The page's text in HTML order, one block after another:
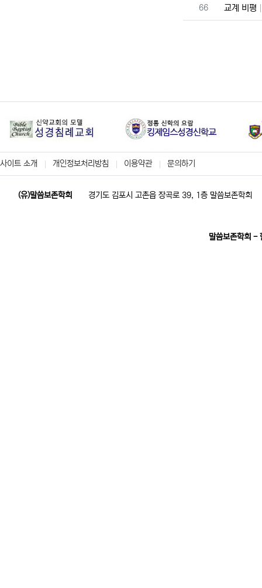
번호
66 교계 비평
사이트 소개 개인정보처리방침 이용약관 문의하기
(유)말씀보존학회 경기도 김포시 고촌읍 장곡로 39, 1층 말씀보존학회
말씀보존학회 -